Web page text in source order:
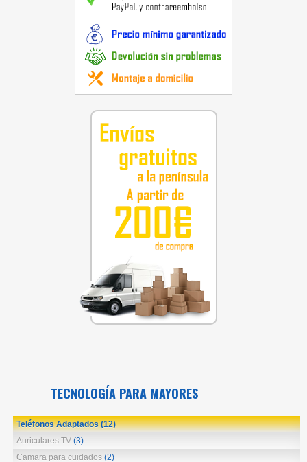
TECNOLOGÍA PARA MAYORES
Teléfonos Adaptados(12)
Auriculares TV (3)
Camara para cuidados (2)